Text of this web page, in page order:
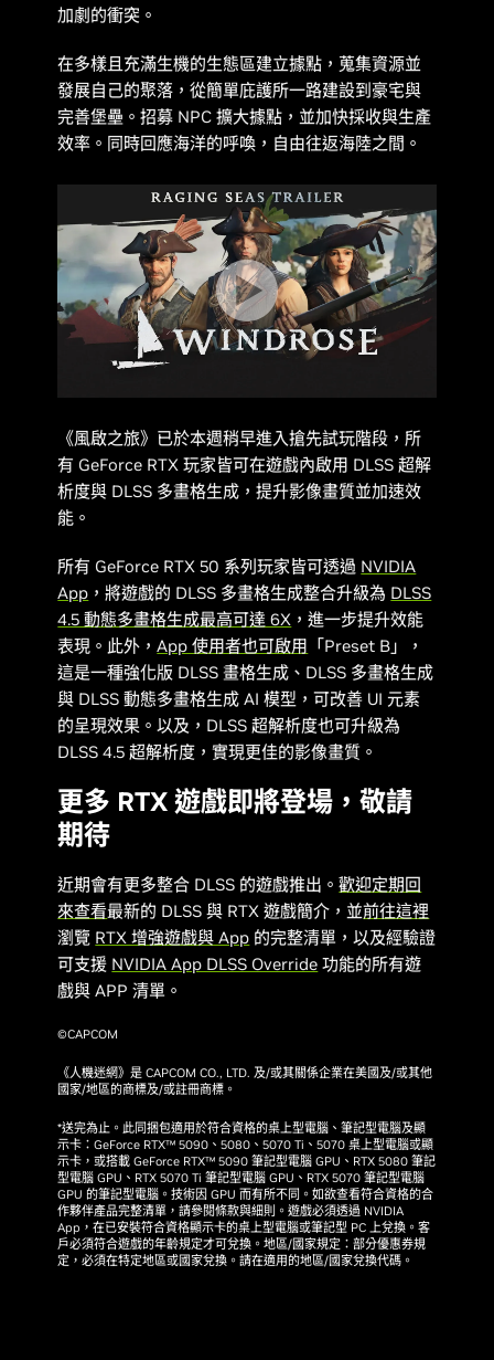
加劇的衝突。
在多樣且充滿生機的生態區建立據點，蒐集資源並
發展自己的聚落，從簡單庇護所一路建設到豪宅與
完善堡壘。招募 NPC 擴大據點，並加快採收與生產
效率。同時回應海洋的呼喚，自由往返海陸之間。
《風啟之旅》已於本週稍早進入搶先試玩階段，所
有 GeForce RTX 玩家皆可在遊戲內啟用 DLSS 超解
析度與 DLSS 多畫格生成，提升影像畫質並加速效
能。
所有 GeForce RTX 50 系列玩家皆可透過 NVIDIA
App ，將遊戲的 DLSS 多畫格生成整合升級為 DLSS
4.5 動態多畫格生成最高可達 6X ，進一步提升效能
表現。此外，App 使用者也可啟用 「Preset B」，
這是一種強化版 DLSS 畫格生成、DLSS 多畫格生成
與 DLSS 動態多畫格生成 AI 模型，可改善 UI 元素
的呈現效果。以及，DLSS 超解析度也可升級為
DLSS 4.5 超解析度，實現更佳的影像畫質。
更多 RTX 遊戲即將登場，敬請
期待
近期會有更多整合 DLSS 的遊戲推出。歡迎定期回
來查看最新的 DLSS 與 RTX 遊戲簡介，並前往這裡
瀏覽 RTX 增強遊戲與 App 的完整清單，以及經驗證
可支援 NVIDIA App DLSS Override 功能的所有遊
戲與 APP 清單。
©CAPCOM
《人機迷網》是 CAPCOM CO., LTD. 及/或其關係企業在美國及/或其他
國家/地區的商標及/或註冊商標。
*送完為止。此同捆包適用於符合資格的桌上型電腦、筆記型電腦及顯
示卡：GeForce RTX™ 5090、5080、5070 Ti、5070 桌上型電腦或顯
示卡，或搭載 GeForce RTX™ 5090 筆記型電腦 GPU、RTX 5080 筆記
型電腦 GPU、RTX 5070 Ti 筆記型電腦 GPU、RTX 5070 筆記型電腦
GPU 的筆記型電腦。技術因 GPU 而有所不同。如欲查看符合資格的合
作夥伴產品完整清單，請參閱條款與細則。遊戲必須透過 NVIDIA
App，在已安裝符合資格顯示卡的桌上型電腦或筆記型 PC 上兌換。客
戶必須符合遊戲的年齡規定才可兌換。地區/國家規定：部分優惠券規
定，必須在特定地區或國家兌換。請在適用的地區/國家兌換代碼。